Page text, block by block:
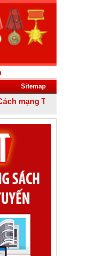
Sitemap
Tháng Tám